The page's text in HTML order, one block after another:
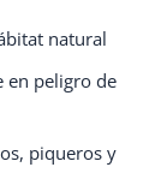
natural
en peligro de
piqueros y